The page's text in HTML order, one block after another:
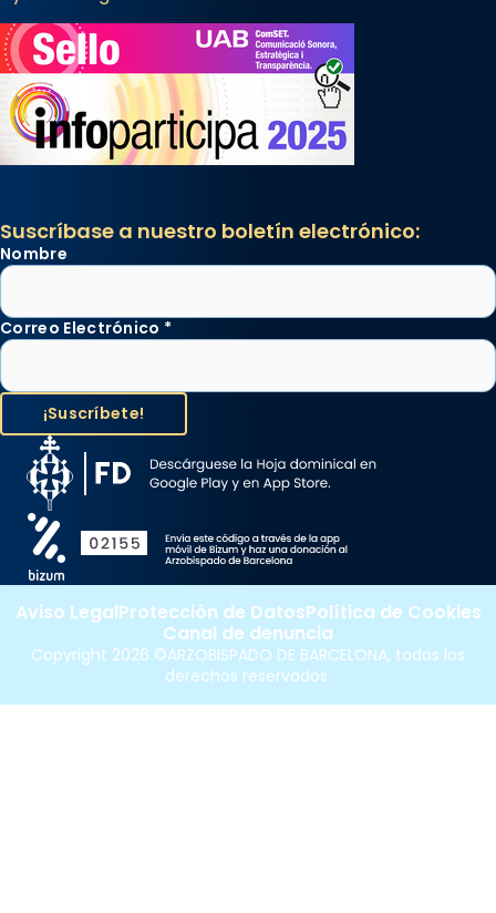
Suscríbase a nuestro boletín electrónico:
Nombre
Correo Electrónico *
Copyright 2026 ©ARZOBISPADO DE BARCELONA, todos los
derechos reservados.
Aviso LegalProtección de DatosPolítica de Cookies
Canal de denuncia